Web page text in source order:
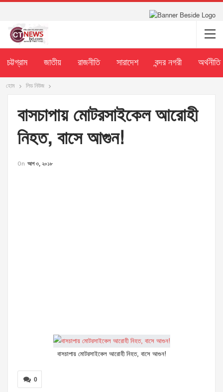
চট্টগ্রাম জাতীয় রাজনীতি সারাদেশ বন্দর নগরী অর্থনীতি
হোম লিড নিউজ
বাসচাপায় মোটরসাইকেল আরোহী
নিহত, বাসে আগুন!
On আগ ৩, ২০১৮
বাসচাপায় মোটরসাইকেল আরোহী নিহত, বাসে আগুন!
0